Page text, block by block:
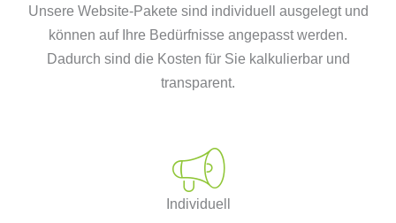
Unsere Website-Pakete sind individuell ausgelegt und
können auf Ihre Bedürfnisse angepasst werden.
Dadurch sind die Kosten für Sie kalkulierbar und
transparent.
Individuell